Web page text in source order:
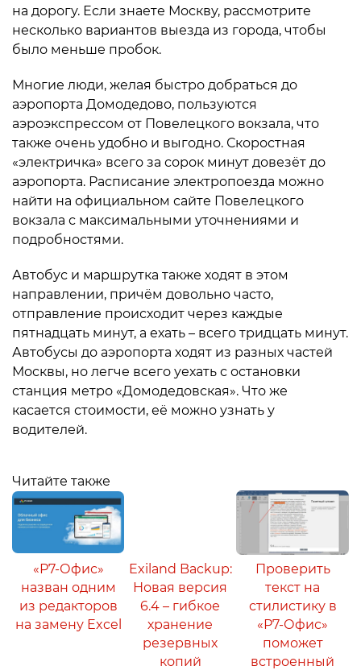
на дорогу. Если знаете Москву, рассмотрите
несколько вариантов выезда из города, чтобы
было меньше пробок.
Многие люди, желая быстро добраться до
аэропорта Домодедово, пользуются
аэроэкспрессом от Повелецкого вокзала, что
также очень удобно и выгодно. Скоростная
«электричка» всего за сорок минут довезёт до
аэропорта. Расписание электропоезда можно
найти на официальном сайте Повелецкого
вокзала с максимальными уточнениями и
подробностями.
Автобус и маршрутка также ходят в этом
направлении, причём довольно часто,
отправление происходит через каждые
пятнадцать минут, а ехать – всего тридцать минут.
Автобусы до аэропорта ходят из разных частей
Москвы, но легче всего уехать с остановки
станция метро «Домодедовская». Что же
касается стоимости, её можно узнать у
водителей.
Читайте также
«Р7-Офис»
назван одним
из редакторов
на замену Excel
Exiland Backup:
Новая версия
6.4 – гибкое
хранение
резервных
копий
Проверить
текст на
стилистику в
«Р7-Офис»
поможет
встроенный